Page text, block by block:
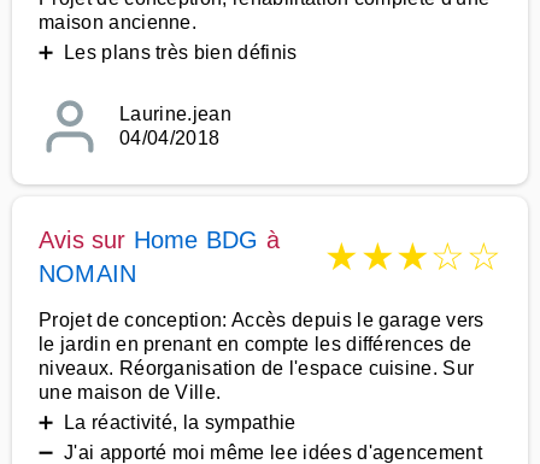
maison ancienne.
➕ Les plans très bien définis
Laurine.jean
04/04/2018
Avis sur Home BDG à
NOMAIN
★★★☆☆
Projet de conception: Accès depuis le garage vers
le jardin en prenant en compte les différences de
niveaux. Réorganisation de l'espace cuisine. Sur
une maison de Ville.
➕ La réactivité, la sympathie
➖ J'ai apporté moi même lee idées d'agencement